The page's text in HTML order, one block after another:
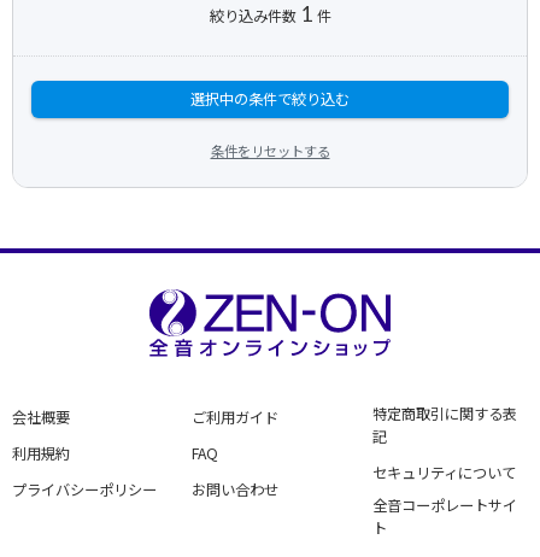
絞り込み件数 1 件
選択中の条件で絞り込む
条件をリセットする
会社概要
利用規約
プライバシーポリシー
ご利用ガイド
FAQ
お問い合わせ
特定商取引に関する表
記
セキュリティについて
全音コーポレートサイ
ト